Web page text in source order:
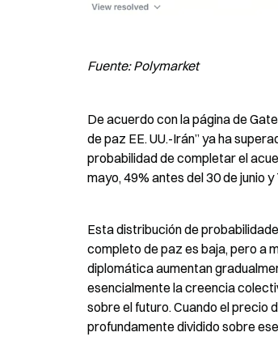
Fuente: Polymarket
De acuerdo con la página de
de paz EE. UU.-Irán” ya ha
probabilidad de completar el
mayo, 49% antes del 30 de junio
Esta distribución de
completo de paz es baja, pero a
diplomática aumentan
esencialmente la creencia
sobre el futuro. Cuando el precio
profundamente dividido sobre